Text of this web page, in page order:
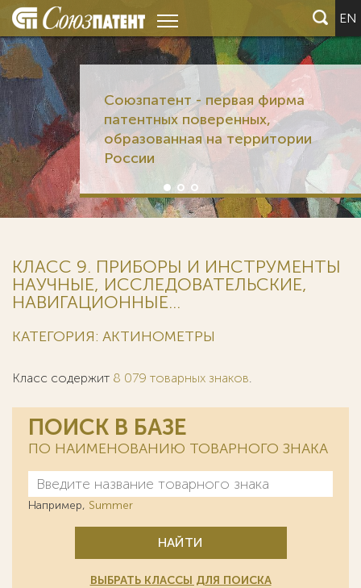
EN
Союзпатент - первая фирма
патентных поверенных,
образованная на территории
России
КЛАСС 9. ПРИБОРЫ И ИНСТРУМЕНТЫ
НАУЧНЫЕ, ИССЛЕДОВАТЕЛЬСКИЕ,
НАВИГАЦИОННЫЕ...
КАТЕГОРИЯ: АКТИНОМЕТРЫ
Класс содержит 8 079 товарных знаков.
ПОИСК В БАЗЕ
ПО НАИМЕНОВАНИЮ ТОВАРНОГО ЗНАКА
Например, Summer
НАЙТИ
ВЫБРАТЬ КЛАССЫ ДЛЯ ПОИСКА